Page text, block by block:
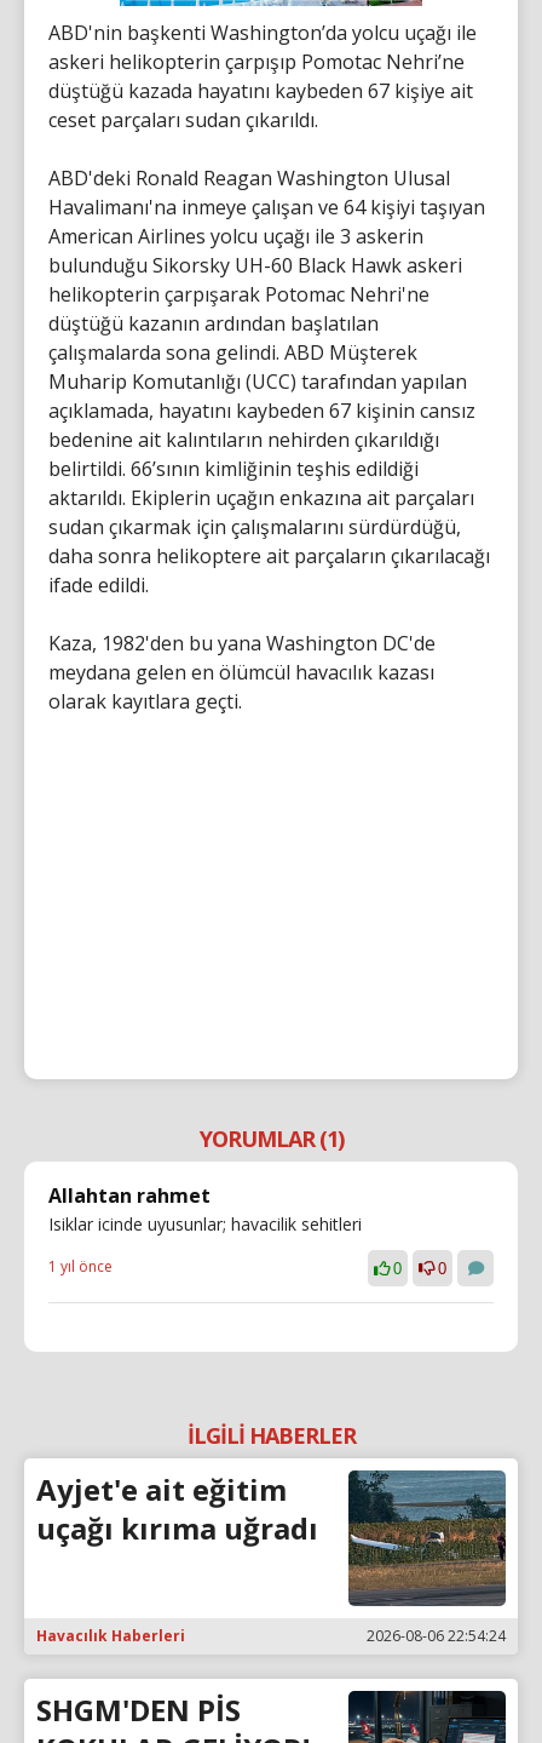
ABD'nin başkenti Washington’da yolcu uçağı ile
askeri helikopterin çarpışıp Pomotac Nehri’ne
düştüğü kazada hayatını kaybeden 67 kişiye ait
ceset parçaları sudan çıkarıldı.
ABD'deki Ronald Reagan Washington Ulusal
Havalimanı'na inmeye çalışan ve 64 kişiyi taşıyan
American Airlines yolcu uçağı ile 3 askerin
bulunduğu Sikorsky UH-60 Black Hawk askeri
helikopterin çarpışarak Potomac Nehri'ne
düştüğü kazanın ardından başlatılan
çalışmalarda sona gelindi. ABD Müşterek
Muharip Komutanlığı (UCC) tarafından yapılan
açıklamada, hayatını kaybeden 67 kişinin cansız
bedenine ait kalıntıların nehirden çıkarıldığı
belirtildi. 66’sının kimliğinin teşhis edildiği
aktarıldı. Ekiplerin uçağın enkazına ait parçaları
sudan çıkarmak için çalışmalarını sürdürdüğü,
daha sonra helikoptere ait parçaların çıkarılacağı
ifade edildi.
Kaza, 1982'den bu yana Washington DC'de
meydana gelen en ölümcül havacılık kazası
olarak kayıtlara geçti.
YORUMLAR (1)
Allahtan rahmet
Isiklar icinde uyusunlar; havacilik sehitleri
1 yıl önce 0 0
İLGİLİ HABERLER
Ayjet'e ait eğitim
uçağı kırıma uğradı
Havacılık Haberleri 2026-08-06 22:54:24
SHGM'DEN PİS